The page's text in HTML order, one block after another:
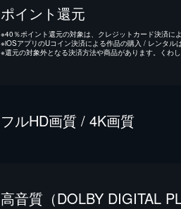
ポイント還元
※40％ポイント還元の対象は、クレジットカード決済に
※iOSアプリのUコイン決済による作品の購入 / レンタル
※還元の対象外となる決済方法や商品があります。くわ
フルHD画質 / 4K画質
⾼⾳質（DOLBY DIGITAL